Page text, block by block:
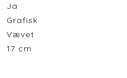
Ja
Grafisk
Vævet
17 cm